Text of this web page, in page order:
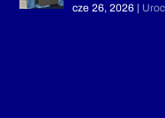
cze 26, 2026 |